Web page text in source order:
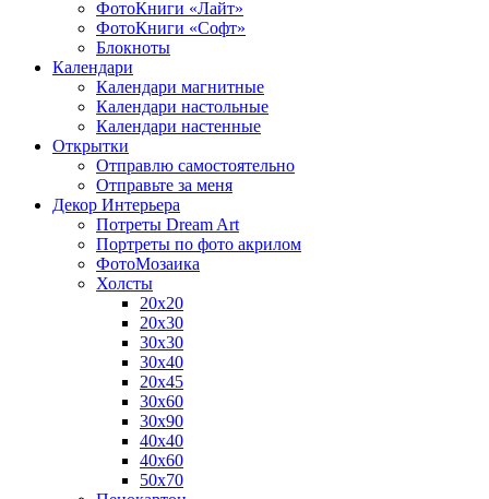
ФотоКниги «Лайт»
ФотоКниги «Софт»
Блокноты
Календари
Календари магнитные
Календари настольные
Календари настенные
Открытки
Отправлю самостоятельно
Отправьте за меня
Декор Интерьера
Потреты Dream Art
Портреты по фото акрилом
ФотоМозаика
Холсты
20х20
20х30
30х30
30х40
20х45
30х60
30х90
40х40
40х60
50х70